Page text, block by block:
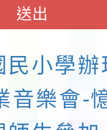
送出
民小學
音樂會-